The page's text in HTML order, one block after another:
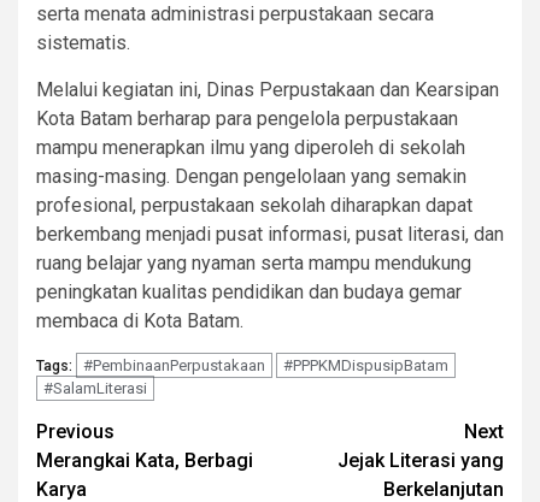
serta menata administrasi perpustakaan secara
sistematis.
Melalui kegiatan ini, Dinas Perpustakaan dan Kearsipan
Kota Batam berharap para pengelola perpustakaan
mampu menerapkan ilmu yang diperoleh di sekolah
masing-masing. Dengan pengelolaan yang semakin
profesional, perpustakaan sekolah diharapkan dapat
berkembang menjadi pusat informasi, pusat literasi, dan
ruang belajar yang nyaman serta mampu mendukung
peningkatan kualitas pendidikan dan budaya gemar
membaca di Kota Batam.
Tags: #PembinaanPerpustakaan
#PPPKMDispusipBatam
#SalamLiterasi
Continue
Reading
Previous
Merangkai Kata, Berbagi
Karya
Next
Jejak Literasi yang
Berkelanjutan